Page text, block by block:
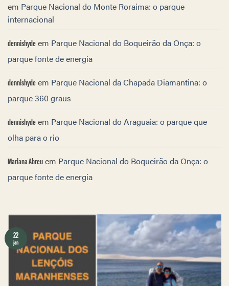
em Parque Nacional do Monte Roraima: o parque
internacional
dennishydeem Parque Nacional do Boqueirão da Onça: o
parque fonte de energia
dennishydeem Parque Nacional da Chapada Diamantina: o
parque 360 graus
dennishydeem Parque Nacional do Araguaia: o parque que
olha para o rio
Mariana Abreuem Parque Nacional do Boqueirão da Onça: o
parque fonte de energia
22
jan